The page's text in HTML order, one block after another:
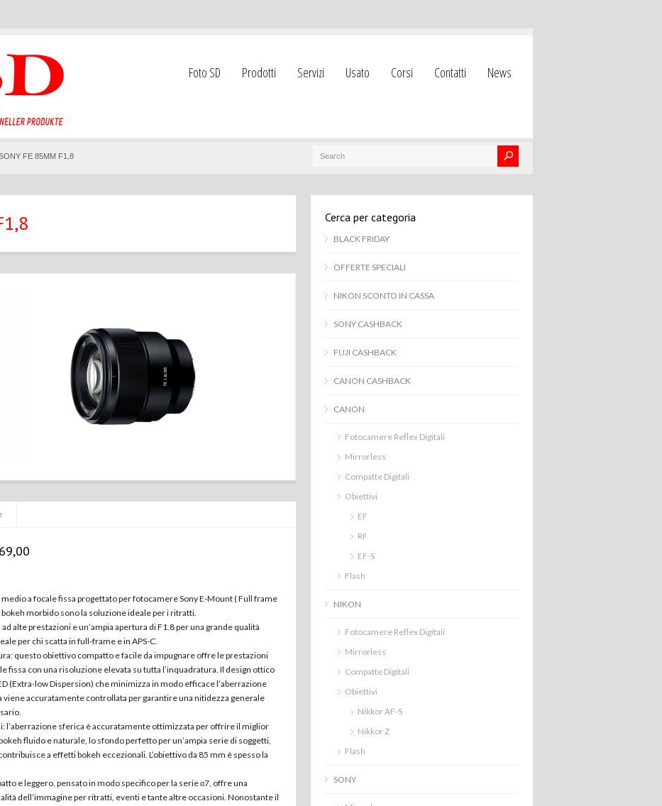
Foto SD Prodotti Servizi Usato Corsi Contatti News
FE 85MM F1,8
medio a focale fissa progettato per fotocamere Sony E-Mount ( Full frame
bokeh morbido sono la soluzione ideale per i ritratti.
alte prestazioni e un’ampia apertura di F1.8 per una grande qualità
per chi scatta in full-frame e in APS-C.
questo obiettivo compatto e facile da impugnare offre le prestazioni
fissa con una risoluzione elevata su tutta l’inquadratura. Il design ottico
(Extra-low Dispersion) che minimizza in modo efficace l’aberrazione
accuratamente controllata per garantire una nitidezza generale
l’aberrazione sferica è accuratamente ottimizzata per offrire il miglior
fluido e naturale, lo sfondo perfetto per un’ampia serie di soggetti,
a effetti bokeh eccezionali. L’obiettivo da 85 mm è spesso la
e leggero, pensato in modo specifico per la serie α7, offre una
dell’immagine per ritratti, eventi e tante altre occasioni. Nonostante il
Cerca per categoria
BLACK FRIDAY
OFFERTE SPECIALI
NIKON SCONTO IN CASSA
SONY CASHBACK
FUJI CASHBACK
CANON CASHBACK
CANON
Fotocamere Reflex Digitali
Mirrorless
Compatte Digitali
Obiettivi
EF
RF
EF-S
Flash
NIKON
Fotocamere Reflex Digitali
Mirrorless
Compatte Digitali
Obiettivi
Nikkor AF-S
Nikkor Z
Flash
SONY